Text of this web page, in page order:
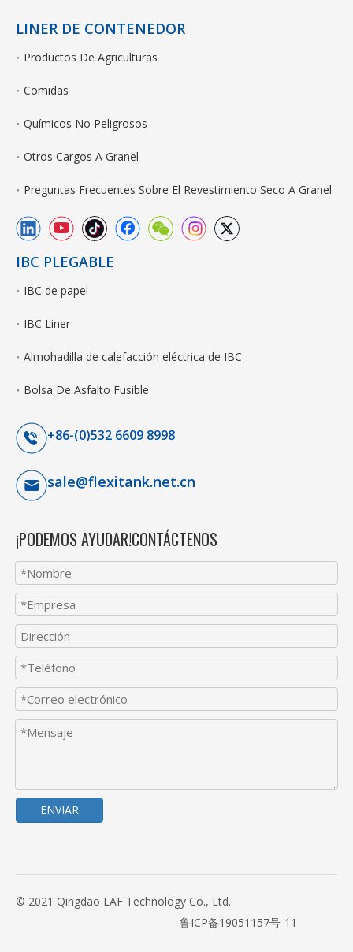
LINER DE CONTENEDOR
Productos De Agriculturas
Comidas
Químicos No Peligrosos
Otros Cargos A Granel
Preguntas Frecuentes Sobre El Revestimiento Seco A Granel
IBC PLEGABLE
IBC de papel
IBC Liner
Almohadilla de calefacción eléctrica de IBC
Bolsa De Asfalto Fusible
+86-(0)532 6609 8998
sale@flexitank.net.cn
¡PODEMOS AYUDAR!CONTÁCTENOS
ENVIAR
© 2021 Qingdao LAF Technology Co., Ltd.
鲁ICP备19051157号-11